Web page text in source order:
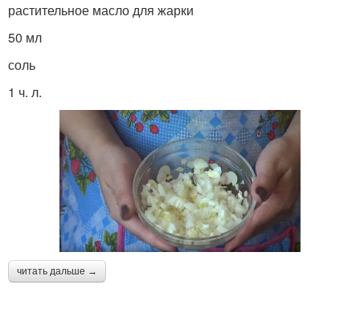
растительное масло для жарки
50 мл
соль
1 ч. л.
читать дальше →